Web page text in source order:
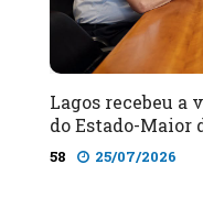
Lagos recebeu
do Estado-Maior
58 25/07/2026